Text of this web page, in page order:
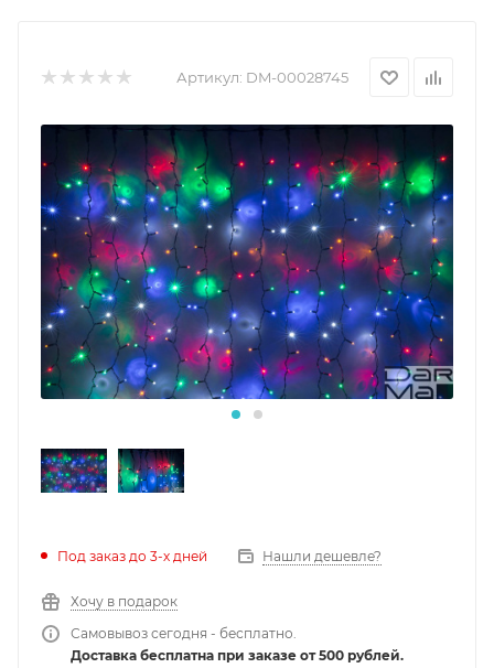
Артикул: DM-00028745
Под заказ до 3-х дней Нашли дешевле?
Хочу в подарок
Самовывоз сегодня - бесплатно.
Доставка бесплатна при заказе от 500 рублей.